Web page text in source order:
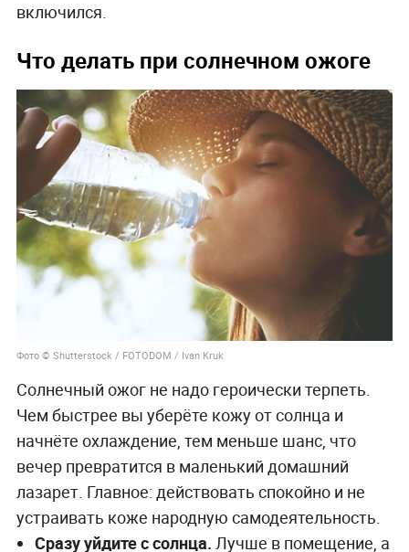
включился.
Что делать при солнечном ожоге
Фото © Shutterstock / FOTODOM / Ivan Kruk
Солнечный ожог не надо героически терпеть.
Чем быстрее вы уберёте кожу от солнца и
начнёте охлаждение, тем меньше шанс, что
вечер превратится в маленький домашний
лазарет. Главное: действовать спокойно и не
устраивать коже народную самодеятельность.
Сразу уйдите с солнца. Лучше в помещение, а